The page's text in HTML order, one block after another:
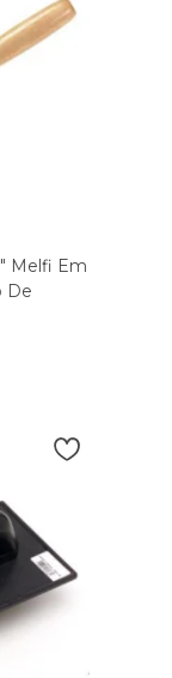
Melfi Em
De